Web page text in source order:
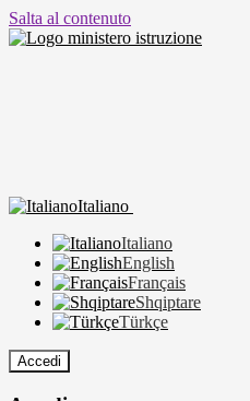
Salta al contenuto
Italiano
Italiano
English
Français
Shqiptare
Türkçe
Accedi